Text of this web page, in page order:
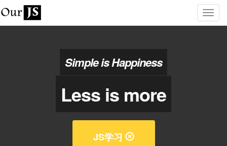
Simple is Happiness
Less is more
JS学习